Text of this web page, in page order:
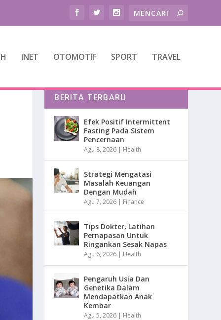
INET OTOMOTIF SPORT TRAVEL
BERITA TERBARU
Efek Positif Intermittent
Fasting Pada Sistem
Pencernaan
Agu 8, 2026 | Health
Strategi Mengatasi
Masalah Keuangan
Dengan Mudah
Agu 7, 2026 | Finance
Tips Dokter, Latihan
Pernapasan Untuk
Ringankan Sesak Napas
Agu 6, 2026 | Health
Pengaruh Usia Dan
Genetika Dalam
Mendapatkan Anak
Kembar
Agu 5, 2026 | Health